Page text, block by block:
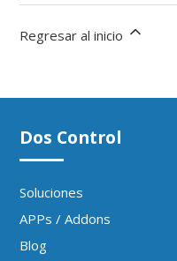
Regresar al inicio
Dos Control
Soluciones
APPs / Addons
Blog